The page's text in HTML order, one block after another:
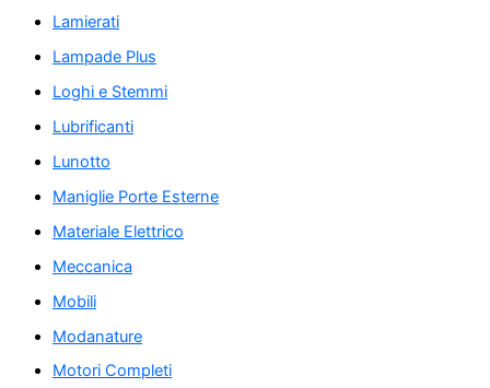
Lamierati
Lampade Plus
Loghi e Stemmi
Lubrificanti
Lunotto
Maniglie Porte Esterne
Materiale Elettrico
Meccanica
Mobili
Modanature
Motori Completi